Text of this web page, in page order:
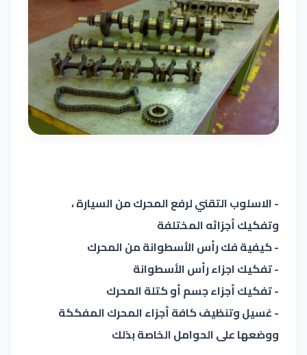
- الاسلوب التقني لرفع المحرك من السيارة ،
وتفكيك أجزائه المختلفة
- كيفية فك رأس الأسطوانة من المحرك
- تفكيك اجزاء رأس الأسطوانة
- تفكيك أجزاء جسم أو كتلة المحرك
- غسيل وتنظيف كافة أجزاء المحرك المفككة
ووضعها على الحوامل الخاصة بذلك